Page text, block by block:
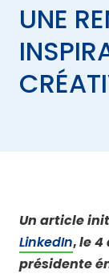
UNE
Un article
LinkedIn,le 4
présidente